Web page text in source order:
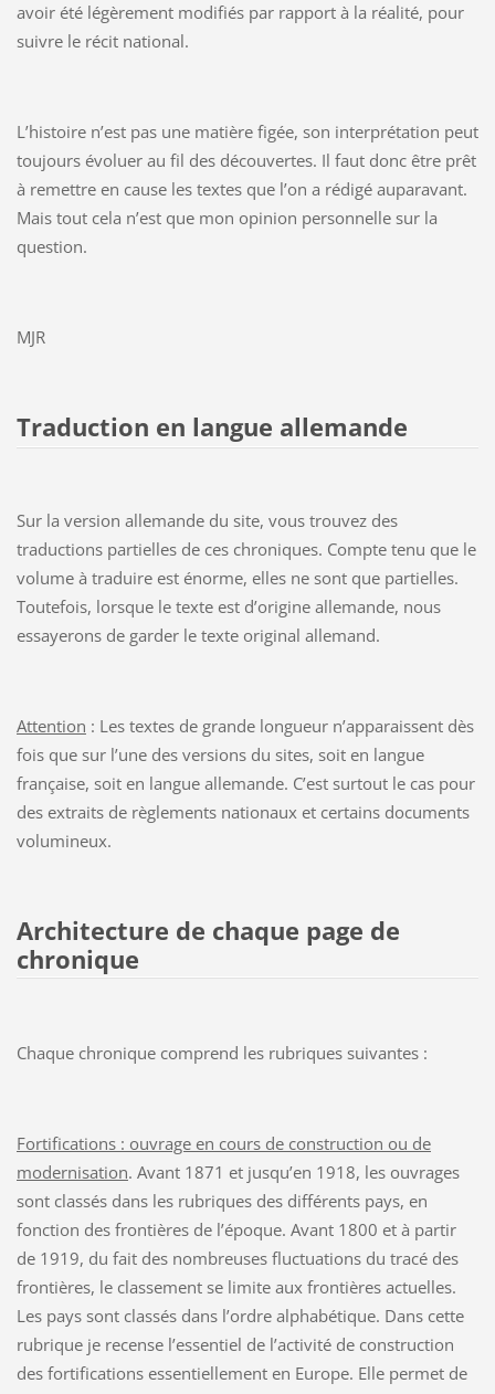
avoir été légèrement modifiés par rapport à la réalité, pour
suivre le récit national.
L’histoire n’est pas une matière figée, son interprétation peut
toujours évoluer au fil des découvertes. Il faut donc être prêt
à remettre en cause les textes que l’on a rédigé auparavant.
Mais tout cela n’est que mon opinion personnelle sur la
question.
MJR
Traduction en langue allemande
Sur la version allemande du site, vous trouvez des
traductions partielles de ces chroniques. Compte tenu que le
volume à traduire est énorme, elles ne sont que partielles.
Toutefois, lorsque le texte est d’origine allemande, nous
essayerons de garder le texte original allemand.
Attention : Les textes de grande longueur n’apparaissent dès
fois que sur l’une des versions du sites, soit en langue
française, soit en langue allemande. C’est surtout le cas pour
des extraits de règlements nationaux et certains documents
volumineux.
Architecture de chaque page de
chronique
Chaque chronique comprend les rubriques suivantes :
Fortifications : ouvrage en cours de construction ou de
modernisation. Avant 1871 et jusqu’en 1918, les ouvrages
sont classés dans les rubriques des différents pays, en
fonction des frontières de l’époque. Avant 1800 et à partir
de 1919, du fait des nombreuses fluctuations du tracé des
frontières, le classement se limite aux frontières actuelles.
Les pays sont classés dans l’ordre alphabétique. Dans cette
rubrique je recense l’essentiel de l’activité de construction
des fortifications essentiellement en Europe. Elle permet de